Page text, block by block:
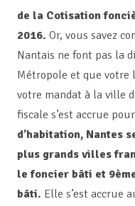
de la Cotisation
2016. Or, vous savez
Nantais ne font pas la
Métropole et que
votre mandat à la ville
fiscale s’est accrue
d’habitation, Nantes
plus grands villes
le foncier bâti et
bâti. Elle s’est accrue